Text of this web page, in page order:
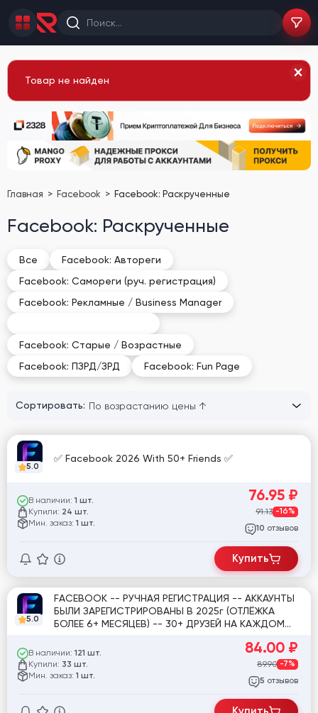
Товар не найден
Главная Facebook Facebook: Раскрученные
Facebook: Раскрученные
Все
Facebook: Автореги
Facebook: Самореги (руч. регистрация)
Facebook: Рекламные / Business Manager
Facebook: Старые / Возрастные
Facebook: ПЗРД/ЗРД
Facebook: Fun Page
Сортировать:
5.0
✅ Facebook 2026 With 50+ Friends ✅
В наличии: 1 шт.
Купили: 24 шт.
Мин. заказ: 1 шт.
76.95 ₽
91.13 -16%
10 отзывов
Купить
5.0
FACEBOOK -- РУЧНАЯ РЕГИСТРАЦИЯ -- АККАУНТЫ
БЫЛИ ЗАРЕГИСТРИРОВАНЫ В 2025г (ОТЛЁЖКА
БОЛЕЕ 6+ МЕСЯЦЕВ) -- 30+ ДРУЗЕЙ НА КАЖДОМ
COOKIE -- ADS + MARKETPLACE
В наличии: 121 шт.
Купили: 33 шт.
Мин. заказ: 1 шт.
84.00 ₽
89.90 -7%
5 отзывов